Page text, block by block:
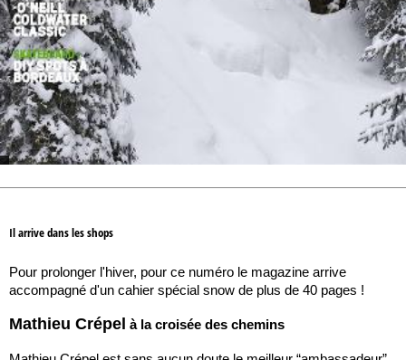
Il arrive dans les shops
Pour prolonger l'hiver, pour ce numéro le magazine arrive
accompagné d'un cahier spécial snow de plus de 40 pages !
Mathieu Crépel à la croisée des chemins